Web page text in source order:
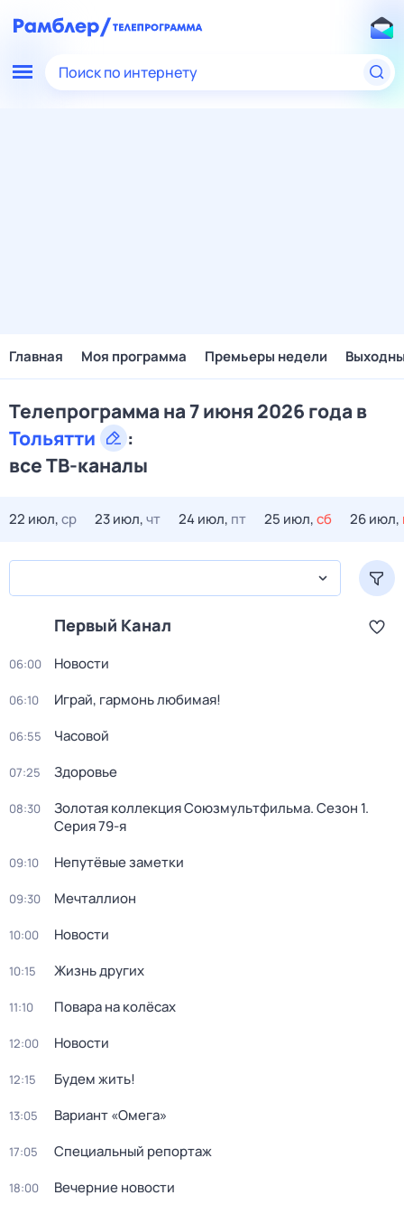
Поиск по интернету
Главная Моя программа Премьеры недели
Телепрограмма на 7 июня 2026 года в
Тольятти
:
все ТВ-каналы
22 июл,ср 23 июл,чт 24 июл, пт 25 июл,сб 26 июл,
Первый Канал
06:00 Новости
06:10 Играй, гармонь любимая!
06:55 Часовой
07:25 Здоровье
08:30 Золотая коллекция Союзмультфильма. Сезон 1.
Серия 79-я
09:10 Непутёвые заметки
09:30 Мечталлион
10:00 Новости
10:15 Жизнь других
11:10 Повара на колёсах
12:00 Новости
12:15 Будем жить!
13:05 Вариант «Омега»
17:05 Специальный репортаж
18:00 Вечерние новости